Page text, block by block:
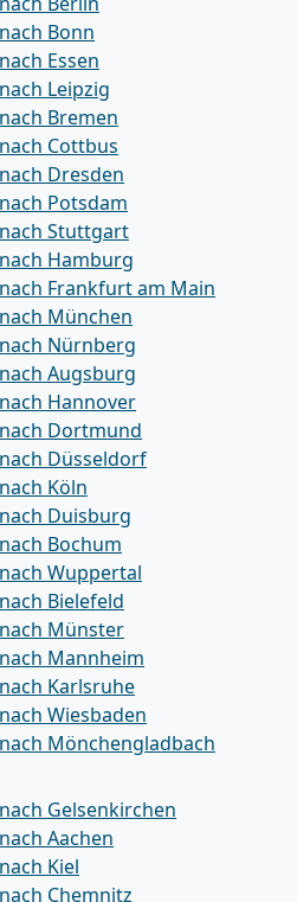
Bonn
Essen
Leipzig
Bremen
Cottbus
Dresden
Potsdam
Stuttgart
Hamburg
Frankfurt am Main
München
Nürnberg
Augsburg
Hannover
Dortmund
Düsseldorf
Köln
Duisburg
Bochum
Wuppertal
Bielefeld
Münster
Mannheim
Karlsruhe
Wiesbaden
Mönchen­gladbach
Gelsenkirchen
Aachen
Kiel
Chemnitz